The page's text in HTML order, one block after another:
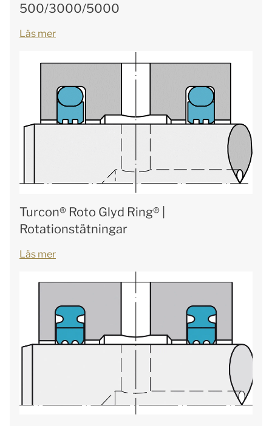
500/3000/5000
Läs mer
Turcon® Roto Glyd Ring® |
Rotationstätningar
Läs mer